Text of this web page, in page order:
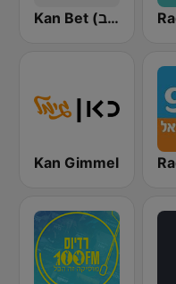
Kan Bet (כאן ב' / רשת ב')
Kan Gimmel